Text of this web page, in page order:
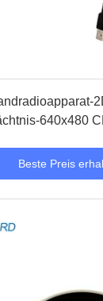
640x480
Beste Preis